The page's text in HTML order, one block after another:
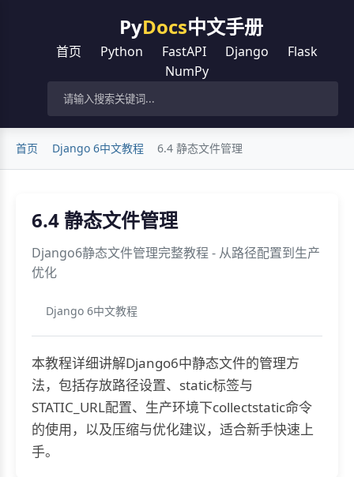
PyDocs中文手册
首页 Python FastAPI Django
Flask
NumPy
首页 Django 6中文教程 6.4 静态文件管理
6.4 静态文件管理
Django6静态文件管理完整教程 - 从路径配置到生产
优化
Django 6中文教程
本教程详细讲解Django6中静态文件的管理方
法，包括存放路径设置、static标签与
STATIC_URL配置、生产环境下collectstatic命令
的使用，以及压缩与优化建议，适合新手快速上
手。